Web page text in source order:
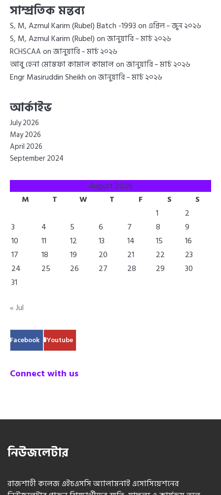
সাম্প্রতিক মন্তব্য
S, M, Azmul Karim (Rubel) Batch -1993on এপ্রিল – জুন ২০২৬
S, M, Azmul Karim (Rubel)onজানুয়ারি – মার্চ ২০২৬
RCHSCAA onজানুয়ারি – মার্চ ২০২৬
আবু হেনা মোস্তফা কামাল কামালonজানুয়ারি – মার্চ ২০২৬
Engr Masiruddin Sheikhonজানুয়ারি – মার্চ ২০২৬
আর্কাইভ
July 2026
May 2026
April 2026
September 2024
August 2026
M
T W T F S
S
1
2
3
4 5 6 7 8
9
10
11 12 13 14 15
16
17
18 19 20 21 22
23
24
25 26 27 28 29
30
31
« Jul
Facebook Youtube
Connect with us
নিউজলেটার
রাজশাহী কলেজ এইচএসসি অ্যালামনাই এসোসিয়েশনের